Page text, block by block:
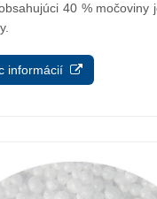
40 % močoviny
informácií